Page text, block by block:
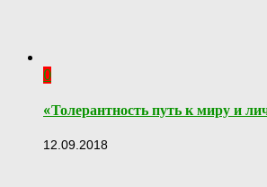
0
«Толерантность путь к миру и
12.09.2018